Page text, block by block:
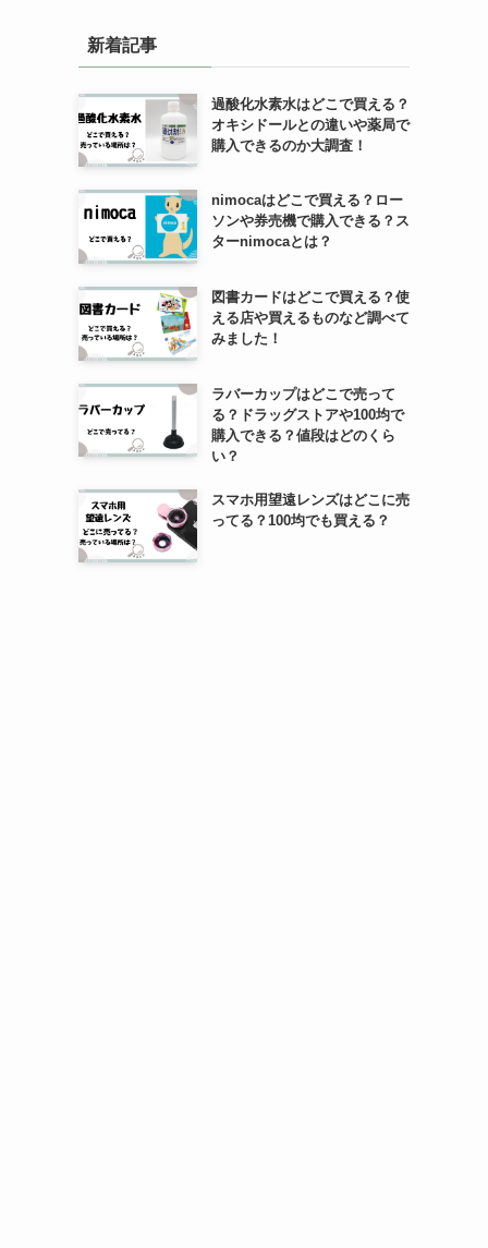
新着記事
過酸化水素水はどこで買える？
オキシドールとの違いや薬局で
購入できるのか大調査！
nimocaはどこで買える？ロー
ソンや券売機で購入できる？ス
ターnimocaとは？
図書カードはどこで買える？使
える店や買えるものなど調べて
みました！
ラバーカップはどこで売って
る？ドラッグストアや100均で
購入できる？値段はどのくら
い？
スマホ用望遠レンズはどこに売
ってる？100均でも買える？